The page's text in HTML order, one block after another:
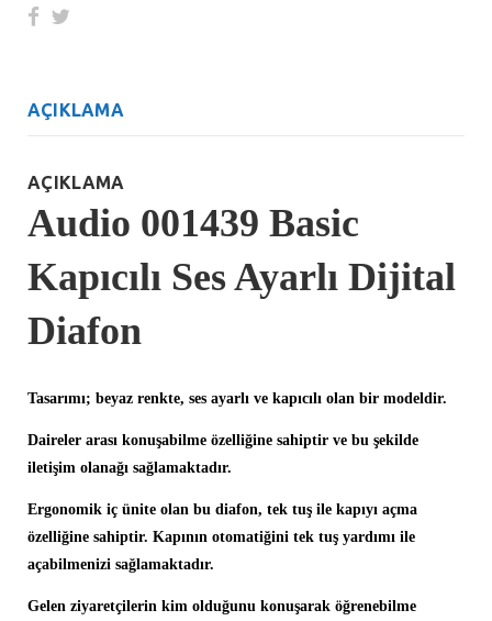
AÇIKLAMA
AÇIKLAMA
Audio 001439 Basic
Kapıcılı Ses Ayarlı Dijital
Diafon
Tasarımı; beyaz renkte, ses ayarlı ve kapıcılı olan bir modeldir.
Daireler arası konuşabilme özelliğine sahiptir ve bu şekilde
iletişim olanağı sağlamaktadır.
Ergonomik iç ünite olan bu diafon, tek tuş ile kapıyı açma
özelliğine sahiptir. Kapının otomatiğini tek tuş yardımı ile
açabilmenizi sağlamaktadır.
Gelen ziyaretçilerin kim olduğunu konuşarak öğrenebilme